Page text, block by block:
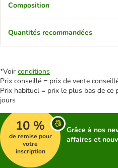
Composition
Quantités recommandées
*Voir conditions
Prix conseillé = prix de vente
Prix habituel = prix le plus bas de
jours
10 %
de remise pour
votre
inscription
Grâce à nos
affaires et